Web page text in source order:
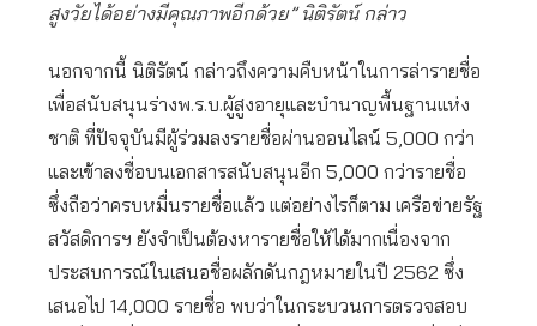
สูงวัยได้อย่างมีคุณภาพอีกด้วย” นิติรัตน์ กล่าว
นอกจากนี้ นิติรัตน์ กล่าวถึงความคืบหน้าในการล่ารายชื่อ
เพื่อสนับสนุนร่างพ.ร.บ.ผู้สูงอายุและบำนาญพื้นฐานแห่ง
ชาติ ที่ปัจจุบันมีผู้ร่วมลงรายชื่อผ่านออนไลน์ 5,000 กว่า
และเข้าลงชื่อบนเอกสารสนับสนุนอีก 5,000 กว่ารายชื่อ
ซึ่งถือว่าครบหมื่นรายชื่อแล้ว แต่อย่างไรก็ตาม เครือข่ายรัฐ
สวัสดิการฯ ยังจำเป็นต้องหารายชื่อให้ได้มากเนื่องจาก
ประสบการณ์ในเสนอชื่อผลักดันกฎหมายในปี 2562 ซึ่ง
เสนอไป 14,000 รายชื่อ พบว่าในกระบวนการตรวจสอบ